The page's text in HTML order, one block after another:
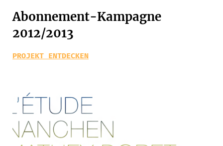
Abonnement-Kampagne
2012/2013
PROJEKT ENTDECKEN